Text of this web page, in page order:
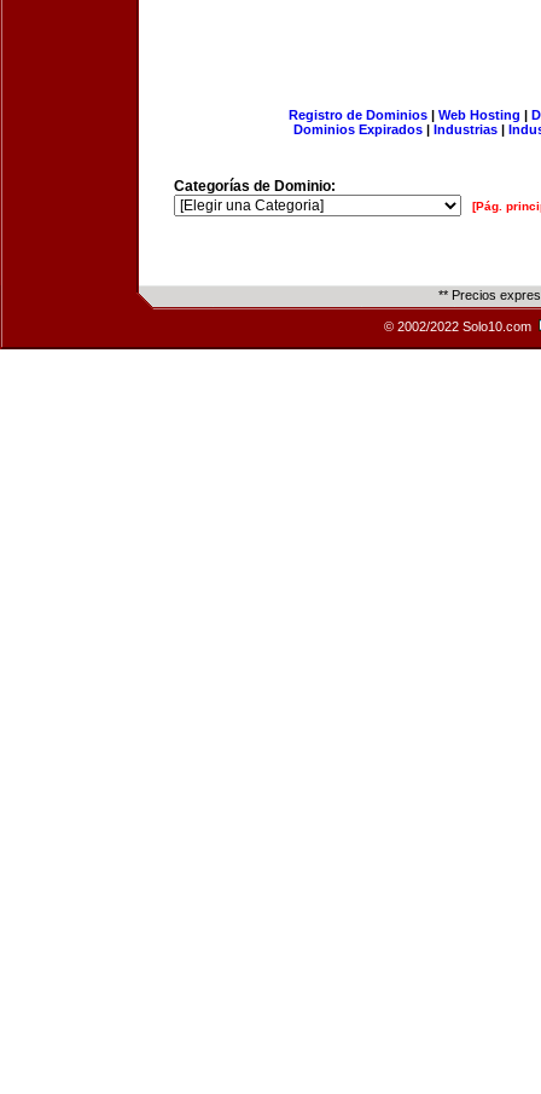
Registro de Dominios| Web Hosting |
Dominios Expirados | Industrias |
Categorías de Dominio:
[Pág.
** Precios
© 2002/2022 Solo10.com